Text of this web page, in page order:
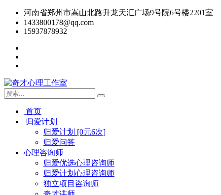
河南省郑州市嵩山北路升龙天汇广场9号院6号楼2201室
1433800178@qq.com
15937878932
首页
归爱计划
归爱计划 [0元6次]
归爱问答
心理咨询师
归爱优选心理咨询师
归爱计划心理咨询师
独立项目咨询师